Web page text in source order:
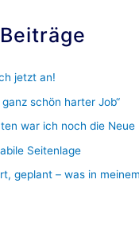
jetzt an!
schön harter Job“
war ich noch die Neue
Seitenlage
geplant – was in